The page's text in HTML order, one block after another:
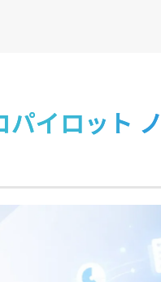
イロット